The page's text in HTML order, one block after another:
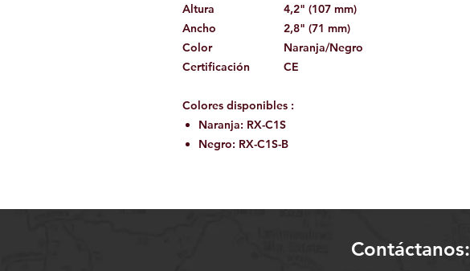
Altura
4,2" (107 mm)
Ancho
2,8" (71 mm)
Color
Naranja/Negro
Certificación
CE
Colores disponibles :
Naranja: RX-C1S
Negro: RX-C1S-B
Contáctanos: